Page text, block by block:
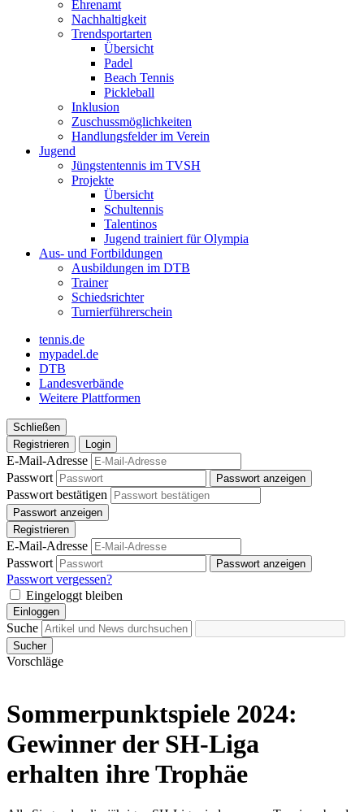
Ehrenamt
Nachhaltigkeit
Trendsportarten
Übersicht
Padel
Beach Tennis
Pickleball
Inklusion
Zuschussmöglichkeiten
Handlungsfelder im Verein
Jugend
Jüngstentennis im TVSH
Projekte
Übersicht
Schultennis
Talentinos
Jugend trainiert für Olympia
Aus- und Fortbildungen
Ausbildungen im DTB
Trainer
Schiedsrichter
Turnierführerschein
tennis.de
mypadel.de
DTB
Landesverbände
Weitere Plattformen
Schließen
Registrieren
Login
E-Mail-Adresse
Passwort
Passwort anzeigen
Passwort bestätigen
Passwort anzeigen
Registrieren
E-Mail-Adresse
Passwort
Passwort anzeigen
Passwort vergessen?
Eingeloggt bleiben
Einloggen
Suche
Sucher
Vorschläge
Sommerpunktspiele 2024:
Gewinner der SH-Liga
erhalten ihre Trophäe